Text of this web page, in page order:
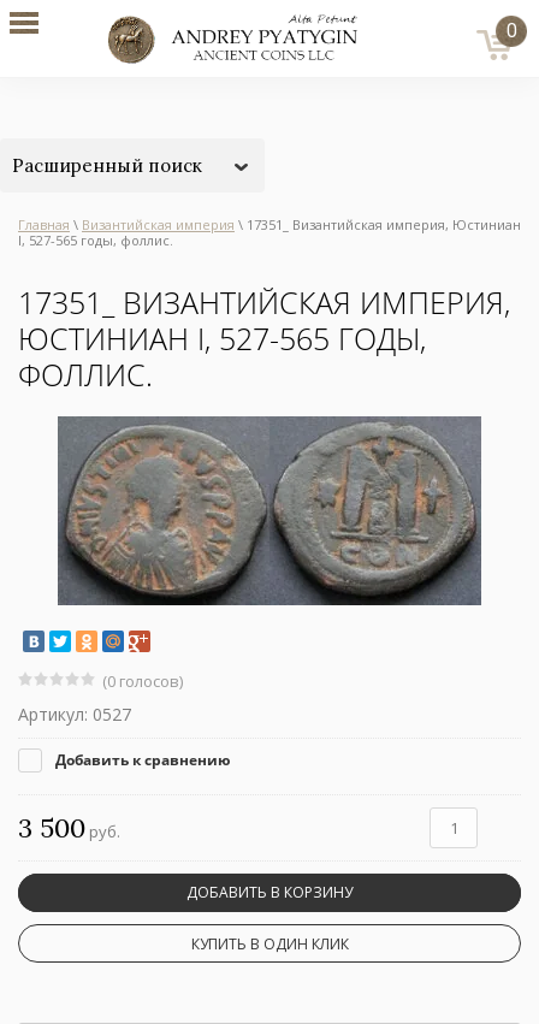
0
Расширенный поиск
Главная \ Византийская империя \ 17351_ Византийская империя, Юстиниан
I, 527-565 годы, фоллис.
17351_ ВИЗАНТИЙСКАЯ ИМПЕРИЯ,
ЮСТИНИАН I, 527-565 ГОДЫ,
ФОЛЛИС.
(0 голосов)
Артикул: 0527
Добавить к сравнению
3 500 руб.
ДОБАВИТЬ В КОРЗИНУ
КУПИТЬ В ОДИН КЛИК